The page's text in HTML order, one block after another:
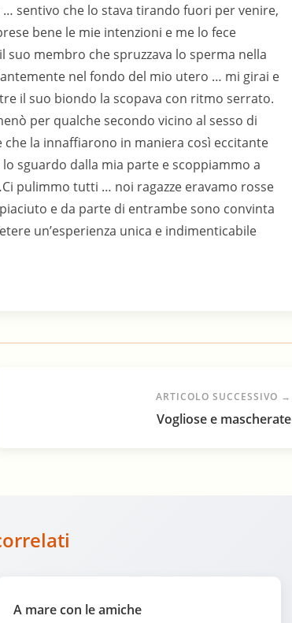
sentivo che lo stava tirando fuori per venire,
bene le mie intenzioni e me lo fece
membro che spruzzava lo sperma nella
nel fondo del mio utero … mi girai e
il suo biondo la scopava con ritmo serrato.
per qualche secondo vicino al sesso di
che la innaffiarono in maniera così eccitante
sguardo dalla mia parte e scoppiammo a
pulimmo tutti … noi ragazze eravamo rosse
e da parte di entrambe sono convinta
un’esperienza unica e indimenticabile
ARTICOLO SUCCESSIVO →
Vogliose e mascherate
A mare con le amiche